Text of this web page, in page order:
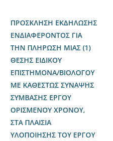
ΠΡΟΣΚΛΗΣΗ ΕΚΔΗΛΩΣΗΣ
ΕΝΔΙΑΦΕΡΟΝΤΟΣ ΓΙΑ
ΤΗΝ ΠΛΗΡΩΣΗ ΜΙΑΣ (1)
ΘΕΣΗΣ ΕΙΔΙΚΟΥ
ΕΠΙΣΤΗΜΟΝΑ/ΒΙΟΛΟΓΟΥ
ME ΚΑΘΕΣΤΩΣ ΣΥΝΑΨΗΣ
ΣΥΜΒΑΣΗΣ ΕΡΓΟΥ
ΟΡΙΣΜΕΝΟΥ ΧΡΟΝΟΥ,
ΣΤΑ ΠΛΑΙΣΙΑ
ΥΛΟΠΟΙΗΣΗΣ ΤΟΥ ΕΡΓΟΥ